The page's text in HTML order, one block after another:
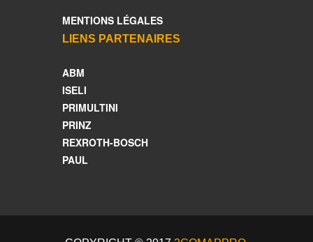
MENTIONS LÉGALES
LIENS PARTENAIRES
ABM
ISELI
PRIMULTINI
PRINZ
REXROTH-BOSCH
PAUL